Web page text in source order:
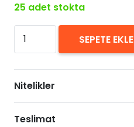
25 adet stokta
Siweida
CBA
Olta
adet
SEPETE EKLE
Nitelikler
Teslimat